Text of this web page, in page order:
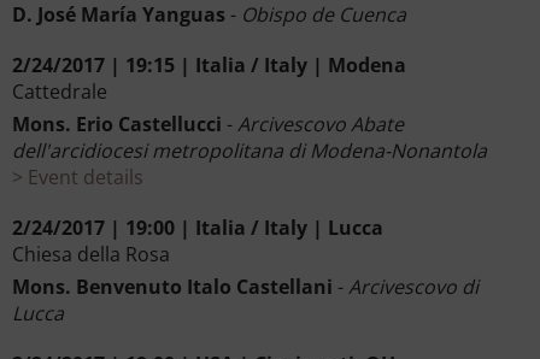
D. José María Yanguas - Obispo de Cuenca
2/24/2017 | 19:15 | Italia / Italy | Modena
Cattedrale
Mons. Erio Castellucci -Arcivescovo Abate
dell'arcidiocesi metropolitana di Modena-Nonantola
Event details
2/24/2017 | 19:00 | Italia / Italy | Lucca
Chiesa della Rosa
Mons. Benvenuto Italo Castellani -Arcivescovo di
Lucca